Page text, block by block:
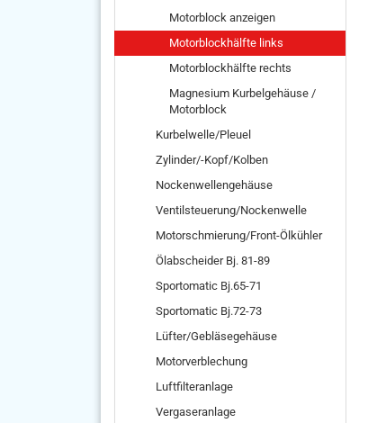
Motorblock anzeigen
Motorblockhälfte links
Motorblockhälfte rechts
Magnesium Kurbelgehäuse /
Motorblock
Kurbelwelle/Pleuel
Zylinder/-Kopf/Kolben
Nockenwellengehäuse
Ventilsteuerung/Nockenwelle
Motorschmierung/Front-Ölkühler
Ölabscheider Bj. 81-89
Sportomatic Bj.65-71
Sportomatic Bj.72-73
Lüfter/Gebläsegehäuse
Motorverblechung
Luftfilteranlage
Vergaseranlage